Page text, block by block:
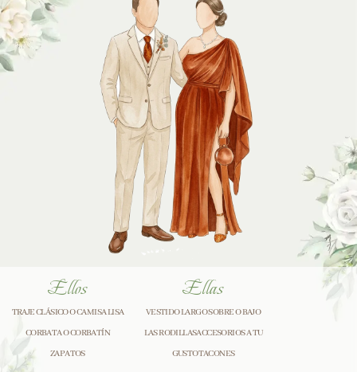
Ellos
TRAJE CLÁSICO O CAMISA LISA
CORBATA O CORBATÍN
ZAPATOS
Ellas
VESTIDO LARGO SOBRE O BAJO
LAS RODILLASACCESORIOS A TU
GUSTOTACONES